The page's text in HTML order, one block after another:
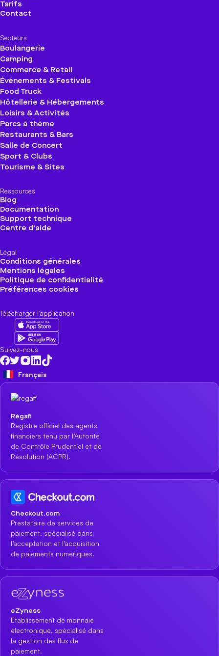
Tarifs
Contact
Secteurs
Boulangerie
Camping
Commerce & Retail
Événements & Festivals
Food Truck
Hôtellerie & Hébergements
Loisirs & Activités
Parcs à thème
Restaurants & Bars
Salle de Concert
Sport & Clubs
Tourisme & Sites
Ressources
Blog
Documentation
Support technique
Centre d'aide
Légal
Conditions générales
Mentions légales
Politique de confidentialité
Préférences cookies
Télécharger l'application
Suivez-nous
Français
Régafi
Registre officiel des agents
financiers tenu par l’Autorité
de Contrôle Prudentiel et de
Résolution (ACPR).
Checkout.com
Prestataire de services de
paiement, spécialisé dans
l’acceptation et l’acquisition
de paiements numériques.
eZyness
Etablissement de monnaie
électronique, spécialisé dans
la gestion des flux de
paiement.